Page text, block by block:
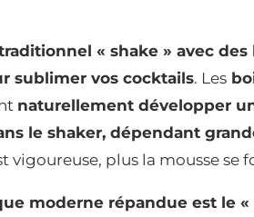
« shake » avec
sublimer vos cocktails. Les
naturellement développer
le shaker, dépendant
vigoureuse, plus la mousse se
moderne répandue est le